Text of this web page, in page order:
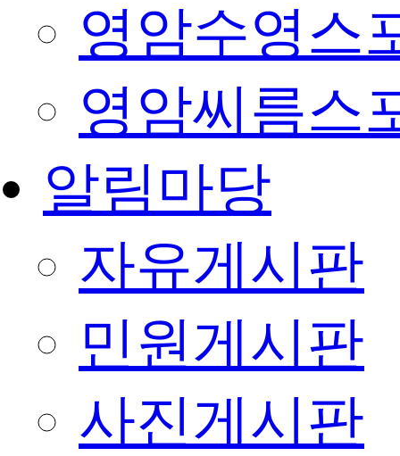
영암수영스
영암씨름스
알림마당
자유게시판
민원게시판
사진게시판